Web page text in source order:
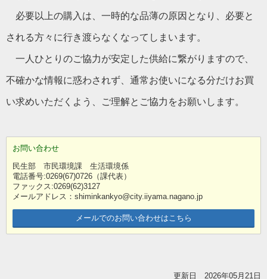
必要以上の購入は、一時的な品薄の原因となり、必要と
される方々に行き渡らなくなってしまいます。
一人ひとりのご協力が安定した供給に繋がりますので、
不確かな情報に惑わされず、通常お使いになる分だけお買
い求めいただくよう、ご理解とご協力をお願いします。
お問い合わせ
民生部 市民環境課 生活環境係
電話番号:0269(67)0726（課代表）
ファックス:0269(62)3127
メールアドレス：shiminkankyo@city.iiyama.nagano.jp
メールでのお問い合わせはこちら
更新日 2026年05月21日